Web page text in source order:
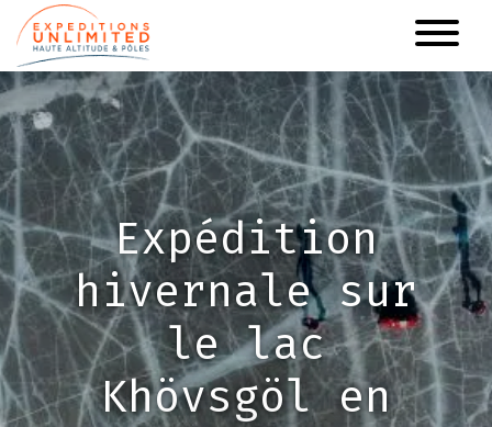
Aller
au
contenu
principal
Expédition
hivernale sur
le lac
Khövsgöl en